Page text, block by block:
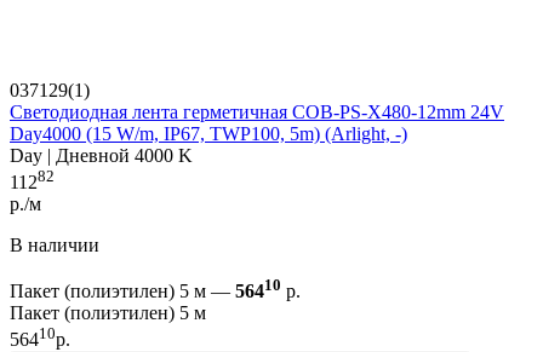
037129(1)
Светодиодная лента герметичная COB-PS-X480-12mm 24V
Day4000 (15 W/m, IP67, TWP100, 5m) (Arlight, -)
Day | Дневной 4000 K
11282
р./м
В наличии
Пакет (полиэтилен) 5 м — 56410 р.
Пакет (полиэтилен) 5 м
56410р.